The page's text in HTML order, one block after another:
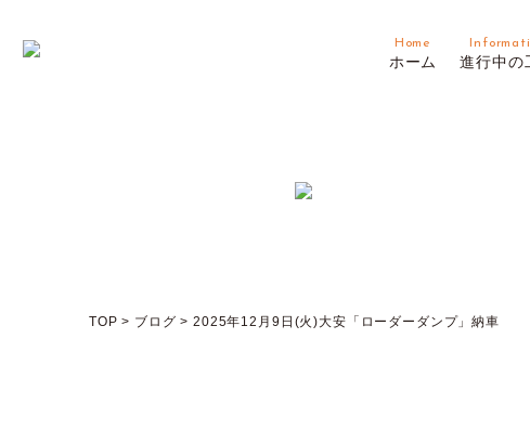
Home
ホーム 進行中の
TOP > ブログ >2025年12月9日(火)大安「ローダーダンプ」納車